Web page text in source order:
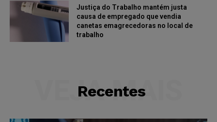
Justiça do Trabalho mantém justa
causa de empregado que vendia
canetas emagrecedoras no local de
trabalho
Recentes
VEJA MAIS